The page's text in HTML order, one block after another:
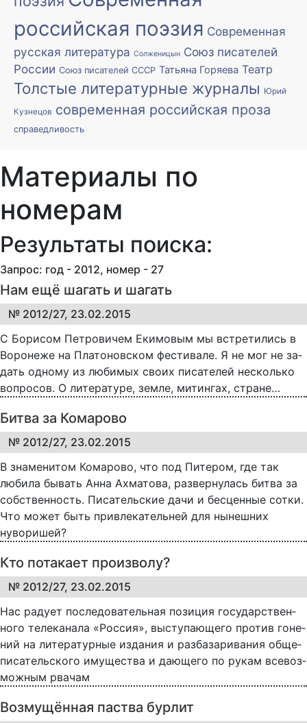
российская поэзия Современная
русская литература Солженицын Союз писателей
России Союз писателей СССР Татьяна Горяева Театр
Толстые литературные журналы Юрий
Кузнецов современная российская проза
справедливость
Материалы по
номерам
Результаты поиска:
Запрос: год - 2012, номер - 27
Нам ещё шагать и шагать
№ 2012/27, 23.02.2015
С Бо­ри­сом Пе­т­ро­ви­чем Еки­мо­вым мы встре­ти­лись в
Во­ро­не­же на Пла­то­нов­ском фе­с­ти­ва­ле. Я не мог не за­
дать од­но­му из лю­би­мых сво­их пи­са­те­лей не­сколь­ко
во­про­сов. О ли­те­ра­ту­ре, зем­ле, ми­тин­гах, стра­не…
Битва за Комарово
№ 2012/27, 23.02.2015
В знаменитом Комарово, что под Питером, где так
любила бывать Анна Ахматова, развернулась битва за
собственность. Писательские дачи и бесценные сотки.
Что может быть привлекательней для нынешних
нуворишей?
Кто потакает произволу?
№ 2012/27, 23.02.2015
Нас ра­ду­ет по­сле­до­ва­тель­ная по­зи­ция го­су­дар­ст­вен­
но­го те­ле­ка­на­ла «Рос­сия», вы­сту­па­ю­ще­го про­тив го­не­
ний на ли­те­ра­тур­ные из­да­ния и раз­ба­за­ри­ва­ния об­ще­
пи­са­тель­ско­го иму­ще­ст­ва и да­ю­ще­го по ру­кам все­воз­
мож­ным рва­чам
Возмущённая паства бурлит